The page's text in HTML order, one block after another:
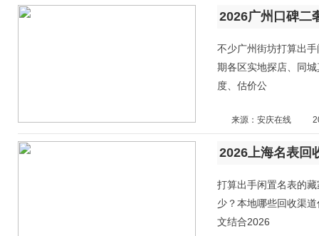
不少广州街坊打算出
期各区实地探店、同
度、估价公
来源：安庆在线
2026上海名表回
打算出手闲置名表的
少？本地哪些回收渠
文结合2026